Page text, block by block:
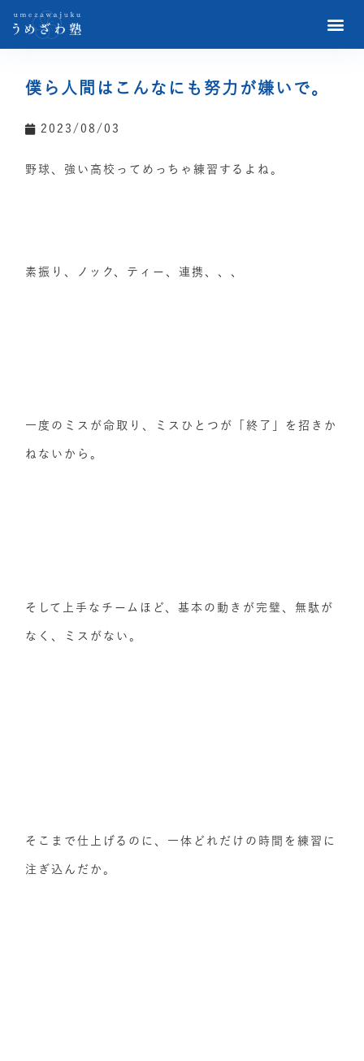
僕ら人間はこんなにも努力が嫌いで。
2023/08/03
野球、強い高校ってめっちゃ練習するよね。
素振り、ノック、ティー、連携、、、
一度のミスが命取り、ミスひとつが「終了」を招きか
ねないから。
そして上手なチームほど、基本の動きが完璧、無駄が
なく、ミスがない。
そこまで仕上げるのに、一体どれだけの時間を練習に
注ぎ込んだか。